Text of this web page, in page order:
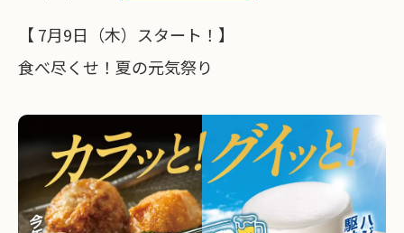
【 7月9日（木）スタート！】
食べ尽くせ！夏の元気祭り